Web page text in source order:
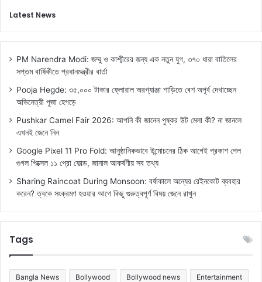
Latest News
PM Narendra Modi: জম্মু ও কাশ্মীরের জন্য এক নতুন যুগ, ৩৭০ ধারা বাতিলের
সপ্তম বার্ষিকীতে প্রধানমন্ত্রীর বার্তা
Pooja Hegde: ৩৫,০০০ টাকার ফ্লোরাল অরগ্যাঞ্জা শাড়িতে বেশ অপূর্ব দেখাচ্ছেন
অভিনেত্রী পূজা হেগড়ে
Pushkar Camel Fair 2026: আপনি কী জানেন পুষ্কর উট মেলা কী? না জানলে
এখনই জেনে নিন
Google Pixel 11 Pro Fold: আনুষ্ঠানিকভাবে উন্মোচনের ঠিক আগেই প্রকাশ পেল
গুগল পিক্সেল ১১ প্রো ফোল্ড, জানাল আকর্ষণীয় সব তথ্য
Sharing Raincoat During Monsoon: বর্ষাকালে অন্যের রেইনকোট ব্যবহার
করেন? ত্বকে সংক্রমণ হওয়ার আগে কিছু গুরুত্বপূর্ণ বিষয় জেনে রাখুন
Tags
Bangla News Bollywood Bollywood news Entertainment